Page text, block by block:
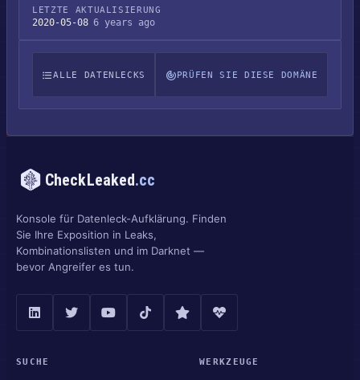
LETZTE AKTUALISIERUNG
2020-05-08 6 years ago
ALLE DATENLECKS PRÜFEN SIE DIESE DOMÄNE
CheckLeaked.cc
Konsole für Datenleck-Aufklärung. Finden
Sie Ihre Exposition in Leaks,
Kombinationslisten und im Darknet —
bevor Angreifer es tun.
SUCHE WERKZEUGE